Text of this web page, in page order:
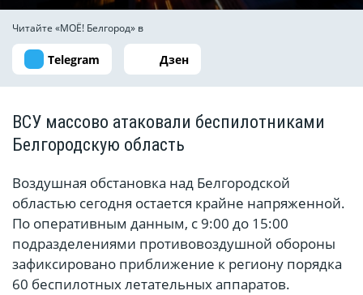
Читайте «МОЁ! Белгород» в
Telegram Дзен
ВСУ массово атаковали беспилотниками
Белгородскую область
Воздушная обстановка над Белгородской
областью сегодня остается крайне напряженной.
По оперативным данным, с 9:00 до 15:00
подразделениями противовоздушной обороны
зафиксировано приближение к региону порядка
60 беспилотных летательных аппаратов.